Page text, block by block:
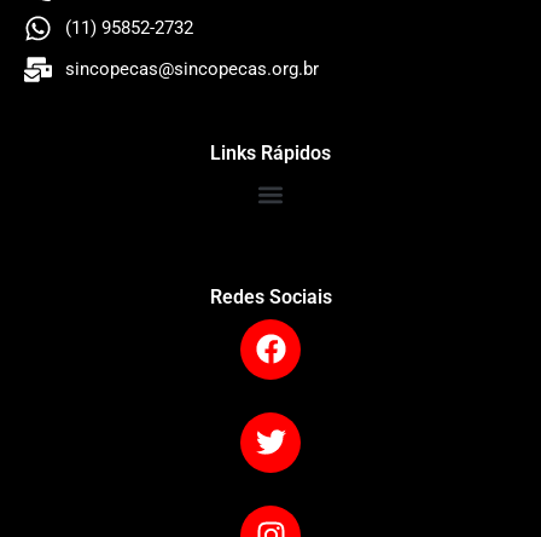
(11) 95852-2732
sincopecas@sincopecas.org.br
Links Rápidos
Redes Sociais